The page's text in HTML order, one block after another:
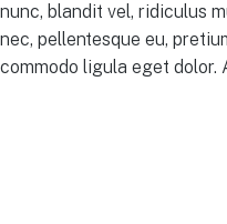
nunc, blandit vel, ridiculus
nec, pellentesque eu,
commodo ligula eget dolor.